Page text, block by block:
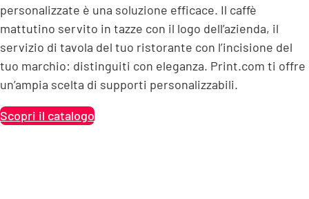
personalizzate è una soluzione efficace. Il caffè
mattutino servito in tazze con il logo dell’azienda, il
servizio di tavola del tuo ristorante con l’incisione del
tuo marchio: distinguiti con eleganza. Print.com ti offre
un’ampia scelta di supporti personalizzabili.
Scopri il catalogo